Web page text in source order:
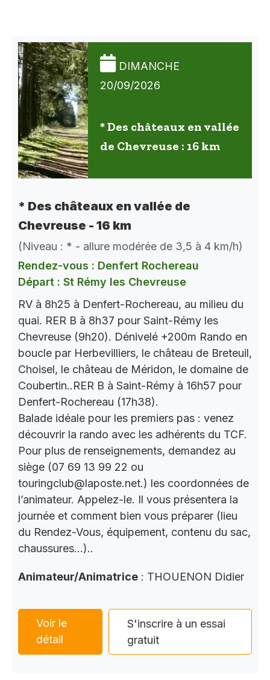
DIMANCHE
20/09/2026
* Des châteaux en vallée
de Chevreuse : 16 km
* Des châteaux en vallée de
Chevreuse - 16 km
(Niveau : * - allure modérée de 3,5 à 4 km/h)
Rendez-vous : Denfert Rochereau
Départ : St Rémy les Chevreuse
RV à 8h25 à Denfert-Rochereau, au milieu du
quai. RER B à 8h37 pour Saint-Rémy les
Chevreuse (9h20). Dénivelé +200m Rando en
boucle par Herbevilliers, le château de Breteuil,
Choisel, le château de Méridon, le domaine de
Coubertin..RER B à Saint-Rémy à 16h57 pour
Denfert-Rochereau (17h38).
Balade idéale pour les premiers pas : venez
découvrir la rando avec les adhérents du TCF.
Pour plus de renseignements, demandez au
siège (07 69 13 99 22 ou
touringclub@laposte.net.) les coordonnées de
l’animateur. Appelez-le. Il vous présentera la
journée et comment bien vous préparer (lieu
du Rendez-Vous, équipement, contenu du sac,
chaussures…)..
Animateur/Animatrice : THOUENON Didier
Voir le
détail
S'inscrire à un essai
gratuit